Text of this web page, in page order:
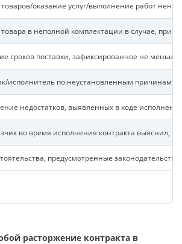
товаров/оказание услуг/выполнение работ
товара в неполной комплектации в случае, при
сроков поставки, зафиксированное не меньше
исполнитель по неустановленным причинам
недостатков, выявленных в ходе
во время исполнения контракта выяснил,
предусмотренные
расторжение контракта в